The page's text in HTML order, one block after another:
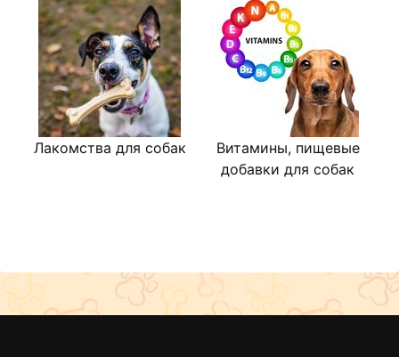
Лакомства для собак
Витамины, пищевые
добавки для собак